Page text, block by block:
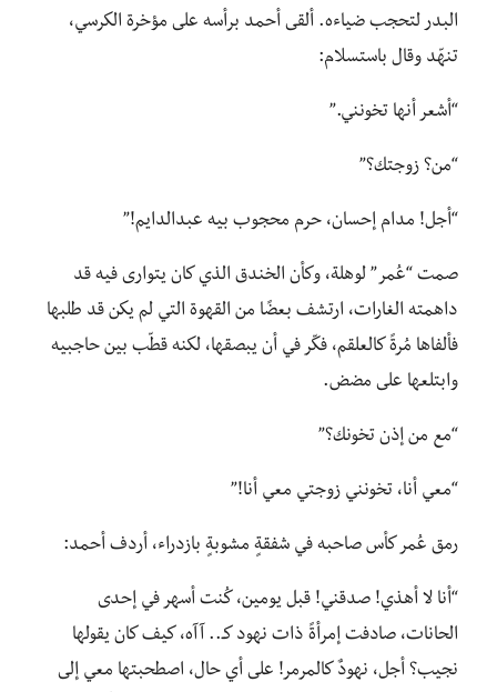
البدر لتحجب ضياءه. ألقى أحمد برأسه على مؤخرة الكرسي،
تنهّد وقال باستسلام:
“أشعر أنها تخونني.”
“من؟ زوجتك؟”
“أجل! مدام إحسان، حرم محجوب بيه عبدالدايم!”
صمت “عُمر” لوهلة، وكأن الخندق الذي كان يتوارى فيه قد
داهمته الغارات، ارتشف بعضًا من القهوة التي لم يكن قد طلبها
فألفاها مُرةً كالعلقم، فكّر في أن يبصقها، لكنه قطّب بين حاجبيه
وابتلعها على مضض.
“مع من إذن تخونك؟”
“معي أنا، تخونني زوجتي معي أنا!”
رمق عُمر كأس صاحبه في شفقةٍ مشوبةٍ بازدراء، أردف أحمد:
“أنا لا أهذي! صدقني! قبل يومين، كُنت أسهر في إحدى
الحانات، صادفت إمرأةً ذات نهود كـ.. آآه، كيف كان يقولها
نجيب؟ أجل، نهودٌ كالمرمر! على أي حال، اصطحبتها معي إلى